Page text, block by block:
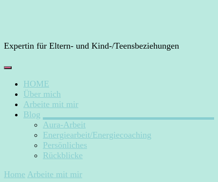
Expertin für Eltern- und Kind-/Teensbeziehungen
HOME
Über mich
Arbeite mit mir
Blog
Aura-Arbeit
Energiearbeit/Energiecoaching
Persönliches
Rückblicke
Home Arbeite mit mir